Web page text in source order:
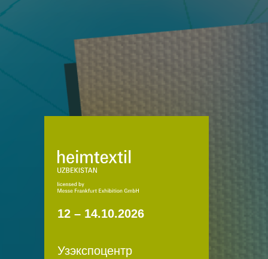
12 – 14.10.2026
Узэкспоцентр